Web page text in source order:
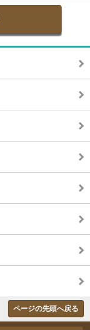
ページの先頭へ戻る